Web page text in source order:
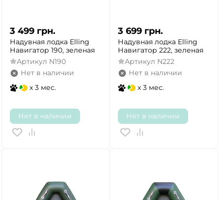
3 499 грн.
Надувная лодка Elling
Навигатор 190, зеленая
Артикул N190
Нет в наличии
x 3 мес.
Нет в наличии
3 699 грн.
Надувная лодка Elling
Навигатор 222, зеленая
Артикул N222
Нет в наличии
x 3 мес.
Нет в наличии